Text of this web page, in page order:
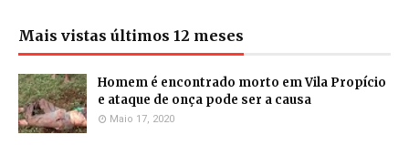
Mais vistas últimos 12 meses
Homem é encontrado morto em Vila Propício
e ataque de onça pode ser a causa
Maio 17, 2020